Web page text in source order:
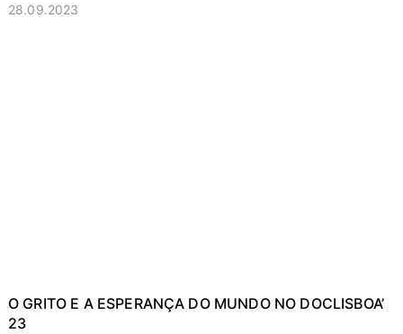
28.09.2023
O GRITO E A ESPERANÇA DO MUNDO NO DOCLISBOA’
23